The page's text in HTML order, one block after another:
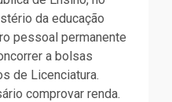
da educação
pessoal permanente
a bolsas
de Licenciatura.
comprovar renda.